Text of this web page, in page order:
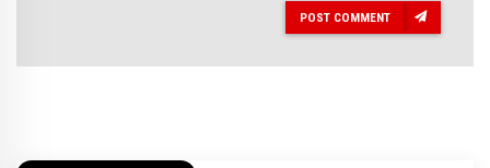
POST COMMENT